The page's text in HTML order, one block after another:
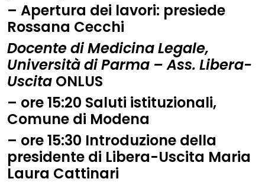
– Apertura dei lavori: presiede
Rossana Cecchi
Docente di Medicina Legale,
Università di Parma – Ass. Libera-
Uscita ONLUS
– ore15:20 Saluti istituzionali,
Comune di Modena
– ore15:30 Introduzione della
presidente di Libera-Uscita Maria
Laura Cattinari